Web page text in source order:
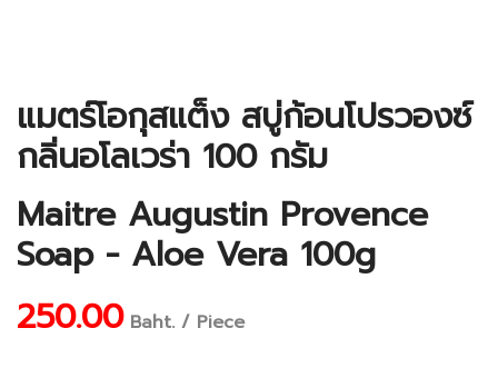
แมตร์โอกุสแต็ง สบู่ก้อนโปรวองซ์
กลิ่นอโลเวร่า 100 กรัม
Maitre Augustin Provence
Soap - Aloe Vera 100g
250.00Baht. / Piece